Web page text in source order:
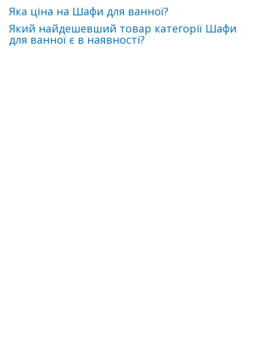
Яка ціна на Шафи для ванної?
Який найдешевший товар категорії Шафи
для ванної є в наявності?